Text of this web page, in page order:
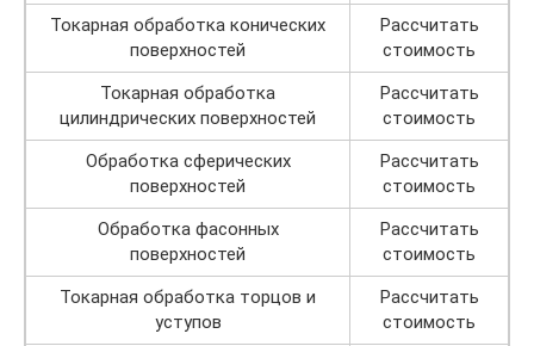
Токарная обработка конических
поверхностей
Рассчитать
стоимость
Токарная обработка
цилиндрических поверхностей
Рассчитать
стоимость
Обработка сферических
поверхностей
Рассчитать
стоимость
Обработка фасонных
поверхностей
Рассчитать
стоимость
Токарная обработка торцов и
уступов
Рассчитать
стоимость